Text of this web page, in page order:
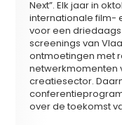
Next”. Elk jaar in
internationale film-
voor een
screenings van
ontmoetingen met
netwerkmomenten
creatiesector.
over de toekomst